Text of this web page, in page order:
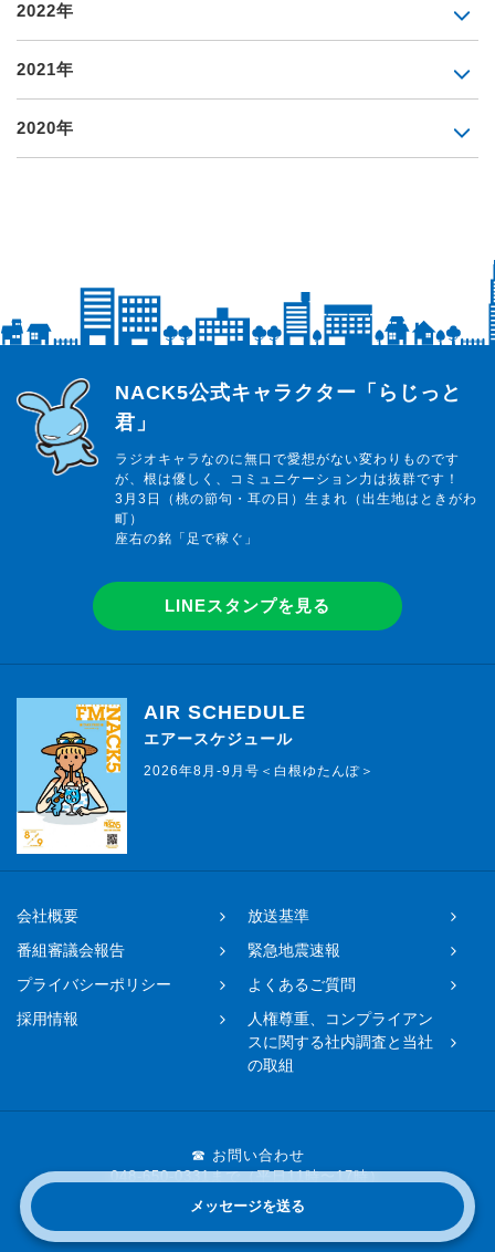
2022年
2021年
2020年
メッセージを送る
らじっと君
NACK5公式キャラクター「らじっと
君」
ラジオキャラなのに無口で愛想がない変わりものです
が、根は優しく、コミュニケーション力は抜群です！
3月3日（桃の節句・耳の日）生まれ（出生地はときがわ
町）
座右の銘「足で稼ぐ」
LINEスタンプを見る
AIR SCHEDULE
エアースケジュール
2026年8月-9月号＜白根ゆたんぽ＞
会社概要
放送基準
番組審議会報告
緊急地震速報
プライバシーポリシー
よくあるご質問
採用情報
人権尊重、コンプライアン
スに関する社内調査と当社
の取組
☎ お問い合わせ
048-650-0331まで（平日11時〜17時）
Copyright © 2019 FM NACK5 All rights reserved.